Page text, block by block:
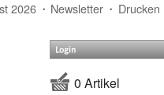
2026 Newsletter Drucken
Login
0 Artikel